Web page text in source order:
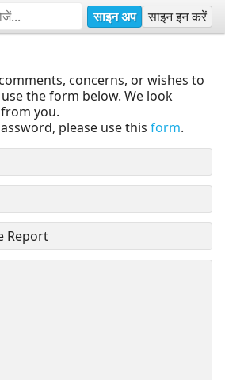
साइन अप साइन इन करें
concerns, or wishes to
the form below. We look
you.
please use this form.